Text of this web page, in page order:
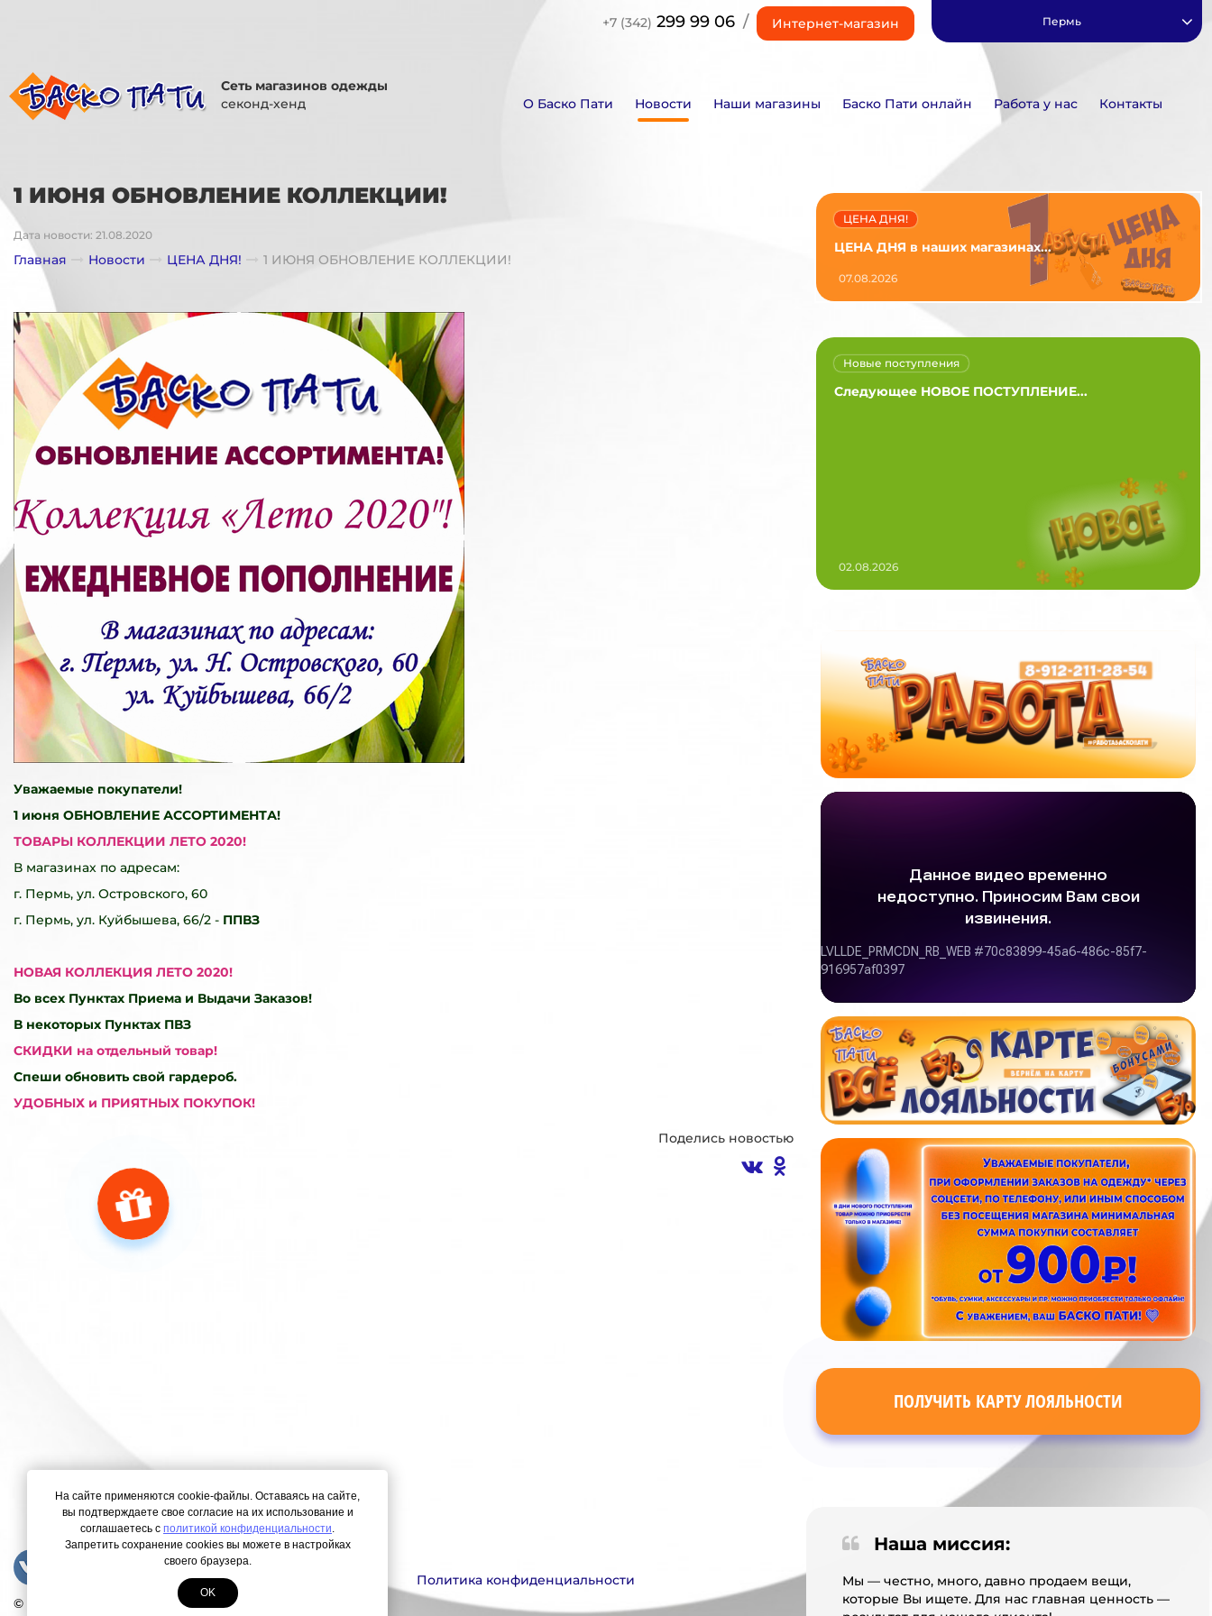
+7 (342) 299 99 06 / Интернет-магазин Пермь
Сеть магазинов одежды
секонд-хенд
О Баско Пати Новости Наши магазины Баско Пати онлайн Работа у нас Контакты
1 ИЮНЯ ОБНОВЛЕНИЕ КОЛЛЕКЦИИ!
Дата новости: 21.08.2020
Главная Новости ЦЕНА ДНЯ! 1 ИЮНЯ ОБНОВЛЕНИЕ КОЛЛЕКЦИИ!
Уважаемые покупатели!
1 июня ОБНОВЛЕНИЕ АССОРТИМЕНТА!
ТОВАРЫ КОЛЛЕКЦИИ ЛЕТО 2020!
В магазинах по адресам:
г. Пермь, ул. Островского, 60
г. Пермь, ул. Куйбышева, 66/2 - ППВЗ
НОВАЯ КОЛЛЕКЦИЯ ЛЕТО 2020!
Во всех Пунктах Приема и Выдачи Заказов!
В некоторых Пунктах ПВЗ
СКИДКИ на отдельный товар!
Спеши обновить свой гардероб.
УДОБНЫХ и ПРИЯТНЫХ ПОКУПОК!
Поделись новостью
ЦЕНА ДНЯ в наших магазинах...
ЦЕНА ДНЯ!
07.08.2026
Следующее НОВОЕ ПОСТУПЛЕНИЕ...
Новые поступления
02.08.2026
ПОЛУЧИТЬ КАРТУ ЛОЯЛЬНОСТИ
© Copyright 2000-2026. Все права защищены.
Политика конфиденциальности
Наша миссия:
Мы — честно, много, давно продаем вещи,
которые Вы ищете. Для нас главная ценность —
На сайте применяются cookie-файлы. Оставаясь на сайте,
вы подтверждаете свое согласие на их использование и
соглашаетесь с политикой конфиденциальности.
Запретить сохранение cookies вы можете в настройках
своего браузера.
OK